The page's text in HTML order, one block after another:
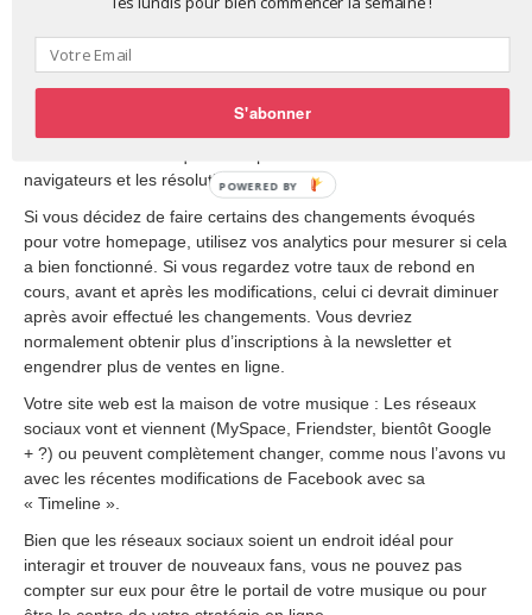
trop d’options, liens ou images à regarder, ils risquent de tout
Les éléments les plus importants, y compris votre appel à
l’action, doivent être situés dans la partie directement visible de
navigateurs et les résolutions d’écran.
Si vous décidez de faire certains des changements évoqués
pour votre homepage, utilisez vos analytics pour mesurer si cela
a bien fonctionné. Si vous regardez votre taux de rebond en
cours, avant et après les modifications, celui ci devrait diminuer
après avoir effectué les changements. Vous devriez
normalement obtenir plus d’inscriptions à la newsletter et
engendrer plus de ventes en ligne.
Votre site web est la maison de votre musique : Les réseaux
sociaux vont et viennent (MySpace, Friendster, bientôt Google
+ ?) ou peuvent complètement changer, comme nous l’avons vu
avec les récentes modifications de Facebook avec sa
« Timeline ».
Bien que les réseaux sociaux soient un endroit idéal pour
interagir et trouver de nouveaux fans, vous ne pouvez pas
compter sur eux pour être le portail de votre musique ou pour
S'abonner